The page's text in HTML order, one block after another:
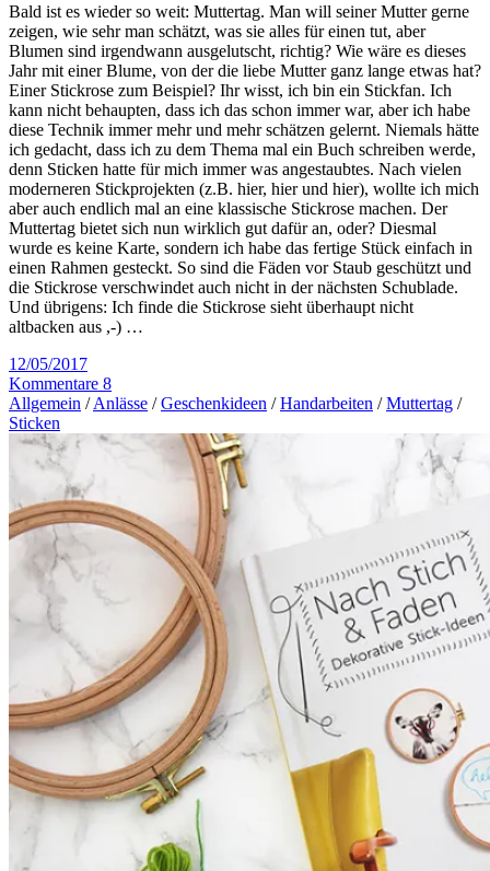
Bald ist es wieder so weit: Muttertag. Man will seiner Mutter gerne
zeigen, wie sehr man schätzt, was sie alles für einen tut, aber
Blumen sind irgendwann ausgelutscht, richtig? Wie wäre es dieses
Jahr mit einer Blume, von der die liebe Mutter ganz lange etwas hat?
Einer Stickrose zum Beispiel? Ihr wisst, ich bin ein Stickfan. Ich
kann nicht behaupten, dass ich das schon immer war, aber ich habe
diese Technik immer mehr und mehr schätzen gelernt. Niemals hätte
ich gedacht, dass ich zu dem Thema mal ein Buch schreiben werde,
denn Sticken hatte für mich immer was angestaubtes. Nach vielen
moderneren Stickprojekten (z.B. hier, hier und hier), wollte ich mich
aber auch endlich mal an eine klassische Stickrose machen. Der
Muttertag bietet sich nun wirklich gut dafür an, oder? Diesmal
wurde es keine Karte, sondern ich habe das fertige Stück einfach in
einen Rahmen gesteckt. So sind die Fäden vor Staub geschützt und
die Stickrose verschwindet auch nicht in der nächsten Schublade.
Und übrigens: Ich finde die Stickrose sieht überhaupt nicht
altbacken aus ,-) …
12/05/2017
Kommentare 8
Allgemein /Anlässe /Geschenkideen /Handarbeiten /Muttertag /
Sticken